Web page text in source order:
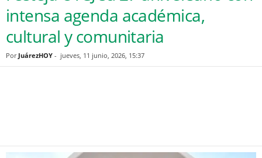
intensa agenda académica,
cultural y comunitaria
Por JuárezHOY - jueves, 11 junio, 2026, 15:37